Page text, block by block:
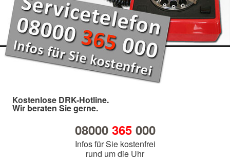
Kostenlose DRK-Hotline.
Wir beraten Sie gerne.
08000 365000
Infos für Sie kostenfrei
rund um die Uhr